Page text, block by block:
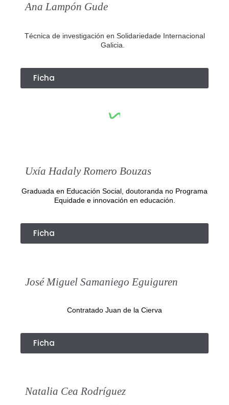
Ana Lampón Gude
Técnica de investigación en Solidariedade Internacional
Galicia.
Ficha
Uxía Hadaly Romero Bouzas
Graduada en Educación Social, doutoranda no Programa
Equidade e innovación en educación.
Ficha
José Miguel Samaniego Eguiguren
Contratado Juan de la Cierva
Ficha
Natalia Cea Rodríguez